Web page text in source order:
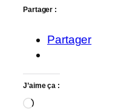
Partager :
Partager
J’aime ça :
Chargement…